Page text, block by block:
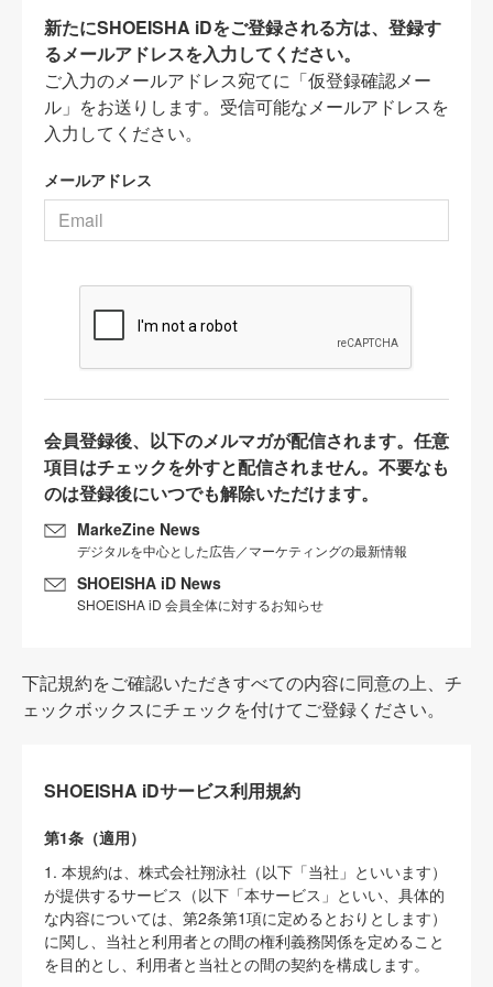
新たにSHOEISHA iDをご登録される方は、登録す
るメールアドレスを入力してください。
ご入力のメールアドレス宛てに「仮登録確認メー
ル」をお送りします。受信可能なメールアドレスを
入力してください。
メールアドレス
会員登録後、以下のメルマガが配信されます。任意
項目はチェックを外すと配信されません。不要なも
のは登録後にいつでも解除いただけます。
MarkeZine News
デジタルを中心とした広告／マーケティングの最新情報
SHOEISHA iD News
SHOEISHA iD 会員全体に対するお知らせ
下記規約をご確認いただきすべての内容に同意の上、チ
ェックボックスにチェックを付けてご登録ください。
SHOEISHA iDサービス利用規約
第1条（適用）
1. 本規約は、株式会社翔泳社（以下「当社」といいます）
が提供するサービス（以下「本サービス」といい、具体的
な内容については、第2条第1項に定めるとおりとします）
に関し、当社と利用者との間の権利義務関係を定めること
を目的とし、利用者と当社との間の契約を構成します。